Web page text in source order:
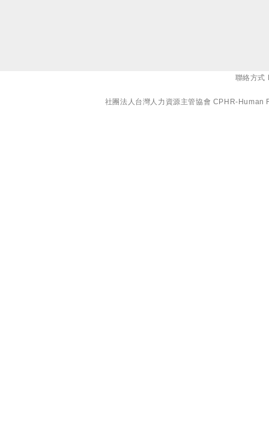
聯絡方式
社團法人台灣人力資源主管協會 CPHR-